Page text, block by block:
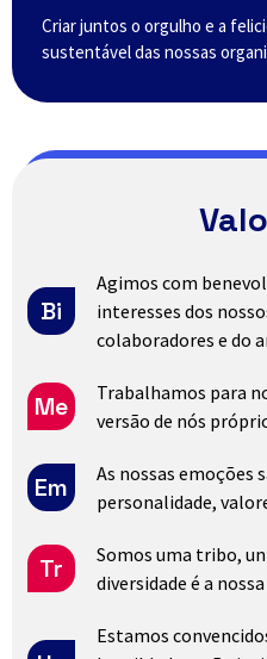
Criar juntos o orgulho e a
sustentável das nossas
Agimos com
interesses dos
colaboradores e do
Trabalhamos para
versão de nós
As nossas emoções
personalidade,
Somos uma tribo,
diversidade é a
Estamos
Bi
Me
Em
Tr